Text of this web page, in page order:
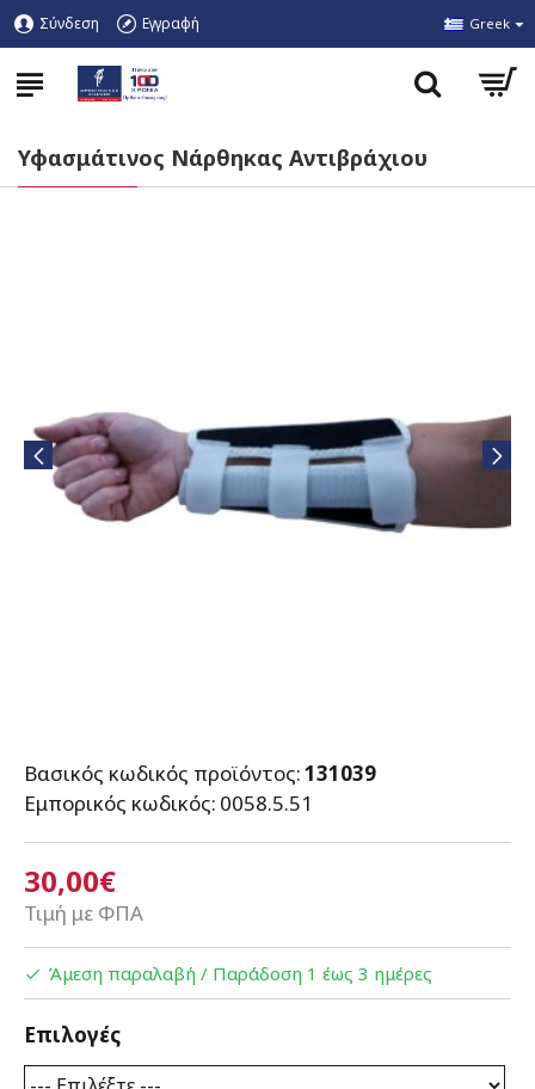
Σύνδεση Εγγραφή Greek
Υφασμάτινος Νάρθηκας Αντιβράχιου
30,00€
Τιμή με ΦΠΑ
Βασικός κωδικός προϊόντος:131039
Εμπορικός κωδικός: 0058.5.51
Άμεση παραλαβή / Παράδoση 1 έως 3 ημέρες
Επιλογές